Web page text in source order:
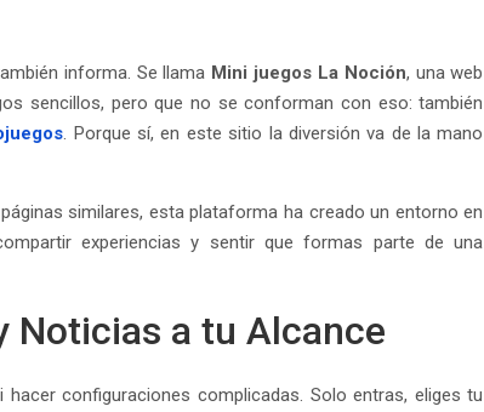
informa. Se llama Mini juegos La Noción, una web
sencillos, pero que no se conforman con eso: también
. Porque sí, en este sitio la diversión va de la mano
similares, esta plataforma ha creado un entorno en
experiencias y sentir que formas parte de una
Noticias a tu Alcance
configuraciones complicadas. Solo entras, eliges tu